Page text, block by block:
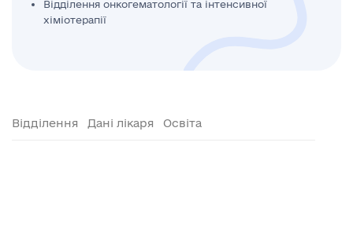
Відділення онкогематології та інтенсивної
хіміотерапії
Відділення Дані лікаря Освіта